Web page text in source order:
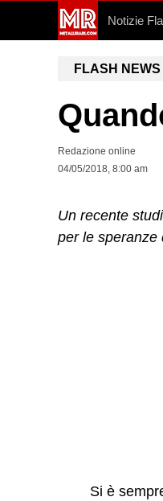
Notizie
FLASH
Redazione online
04/05/2018, 8:00 am
Un recente
per le speranze
Si è